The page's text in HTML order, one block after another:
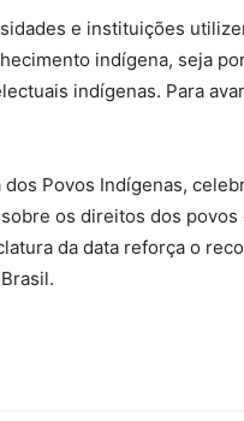
e instituições
indígena, seja
indígenas. Para
Povos Indígenas,
os direitos dos
da data reforça o